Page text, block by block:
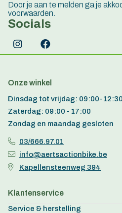
Door je aan te melden ga je
voorwaarden.
Socials
Onze winkel
Dinsdag tot vrijdag: 09:00-
Zaterdag: 09:00 - 17:00
Zondag en maandag gesloten
03/666.97.01
info@aertsactionbike.be
Kapellensteenweg 394
Klantenservice
Service & herstelling